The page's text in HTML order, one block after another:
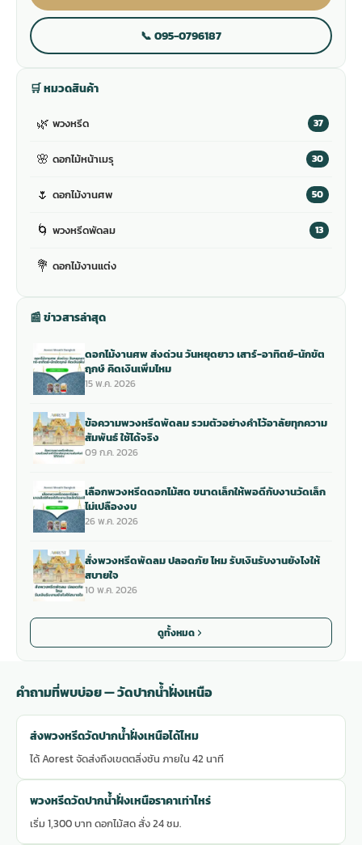
📞 095-0796187
🛒 หมวดสินค้า
🌿 พวงหรีด 37
🌸 ดอกไม้หน้าเมรุ 30
🌷 ดอกไม้งานศพ 50
🌀 พวงหรีดพัดลม 13
💐 ดอกไม้งานแต่ง
📰 ข่าวสารล่าสุด
ดอกไม้งานศพ ส่งด่วน วันหยุดยาว เสาร์-อาทิตย์-นักขัต
ฤกษ์ คิดเงินเพิ่มไหม
15 พ.ค. 2026
ข้อความพวงหรีดพัดลม รวมตัวอย่างคำไว้อาลัยทุกความ
สัมพันธ์ ใช้ได้จริง
09 ก.ค. 2026
เลือกพวงหรีดดอกไม้สด ขนาดเล็กให้พอดีกับงานวัดเล็ก
ไม่เปลืองงบ
26 พ.ค. 2026
สั่งพวงหรีดพัดลม ปลอดภัย ไหม รับเงินรับงานยังไงให้
สบายใจ
10 พ.ค. 2026
ดูทั้งหมด
คำถามที่พบบ่อย — วัดปากน้ำฝั่งเหนือ
ส่งพวงหรีดวัดปากน้ำฝั่งเหนือได้ไหม
ได้ Aorest จัดส่งถึงเขตตลิ่งชัน ภายใน 42 นาที
พวงหรีดวัดปากน้ำฝั่งเหนือราคาเท่าไหร่
เริ่ม 1,300 บาท ดอกไม้สด สั่ง 24 ชม.